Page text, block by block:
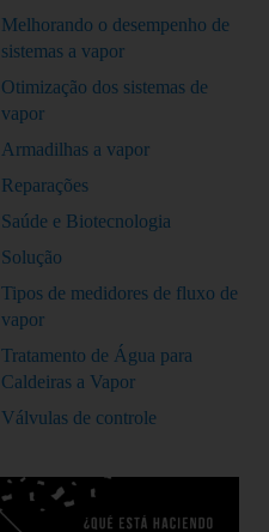
Melhorando o desempenho de
sistemas a vapor
Otimização dos sistemas de
vapor
Armadilhas a vapor
Reparações
Saúde e Biotecnologia
Solução
Tipos de medidores de fluxo de
vapor
Tratamento de Água para
Caldeiras a Vapor
Válvulas de controle